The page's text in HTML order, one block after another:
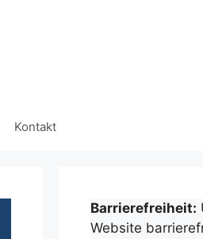
Kontakt
Barrierefreiheit:
Website